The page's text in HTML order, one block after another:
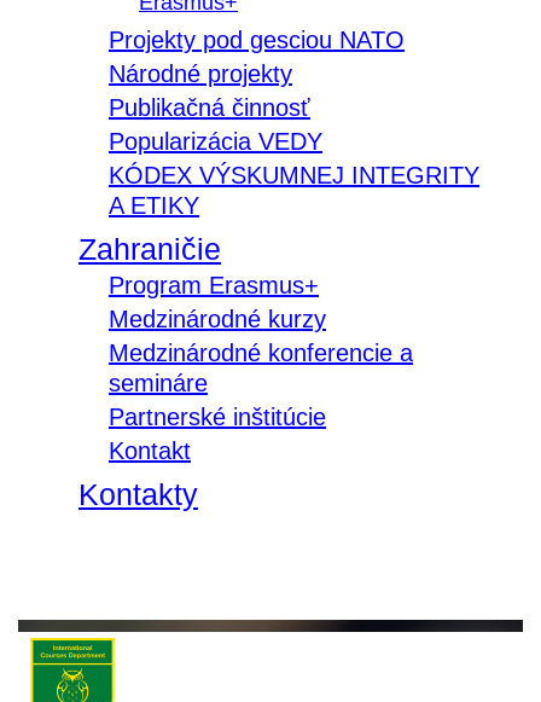
Projekty pod gesciou NATO
Národné projekty
Publikačná činnosť
Popularizácia VEDY
KÓDEX VÝSKUMNEJ INTEGRITY
A ETIKY
Zahraničie
Program Erasmus+
Medzinárodné kurzy
Medzinárodné konferencie a
semináre
Partnerské inštitúcie
Kontakt
Kontakty